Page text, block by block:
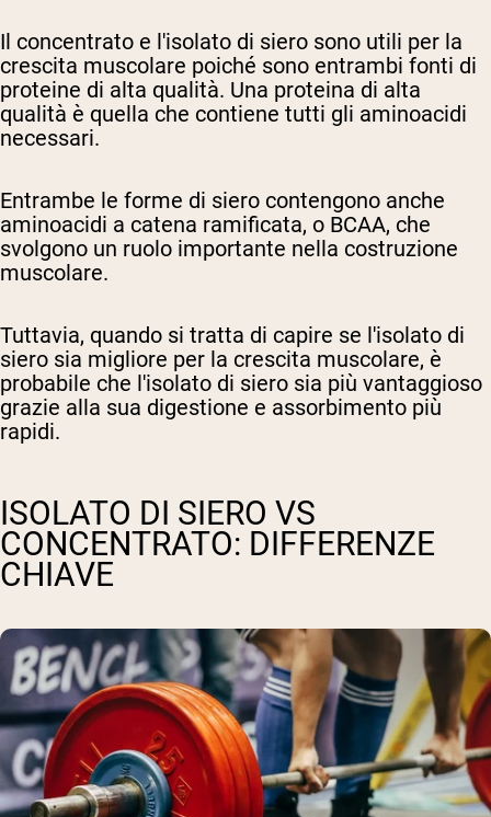
Il concentrato e l'isolato di siero sono utili per la
crescita muscolare poiché sono entrambi fonti di
proteine di alta qualità. Una proteina di alta
qualità è quella che contiene tutti gli aminoacidi
necessari.
Entrambe le forme di siero contengono anche
aminoacidi a catena ramificata, o BCAA, che
svolgono un ruolo importante nella costruzione
muscolare.
Tuttavia, quando si tratta di capire se l'isolato di
siero sia migliore per la crescita muscolare, è
probabile che l'isolato di siero sia più vantaggioso
grazie alla sua digestione e assorbimento più
rapidi.
ISOLATO DI SIERO VS
CONCENTRATO: DIFFERENZE
CHIAVE